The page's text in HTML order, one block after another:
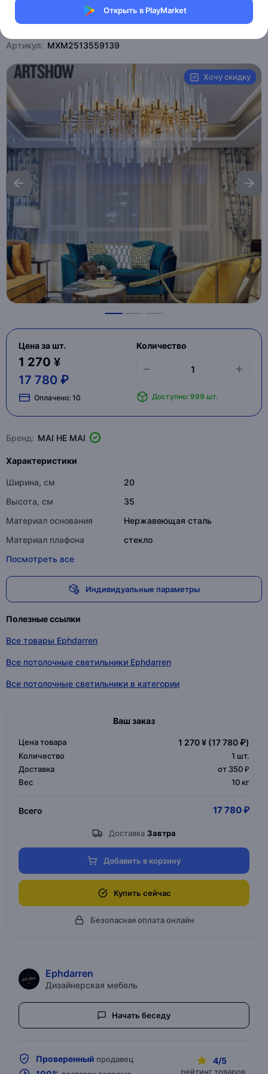
Открыть в PlayMarket
Магазин Ephdarren
Артикул: MXM2513559139
Хочу скидку
Цена за шт.
1 270 ¥
17 780 ₽
Оплачено: 10
Количество
Доступно: 999 шт.
Бренд: MAI HE MAI
Характеристики
Ширина, см
20
Высота, см
35
Материал основания
Нержавеющая сталь
Материал плафона
стекло
Посмотреть все
Индивидуальные параметры
Полезные ссылки
Все товары Ephdarren
Все потолочные светильники Ephdarren
Все потолочные светильники в категории
Ваш заказ
Цена товара 1 270 ¥ (17 780 ₽)
Количество 1 шт.
Доставка
от 350 ₽
Вес
10 кг
Всего 17 780 ₽
Доставка Завтра
Добавить в корзину
Купить сейчас
Безопасная оплата онлайн
Ephdarren
Дизайнерская мебель
Начать беседу
Проверенный продавец 4/5
рейтинг товаров